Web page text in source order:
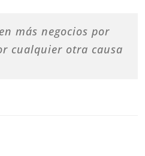
más negocios por
cualquier otra causa